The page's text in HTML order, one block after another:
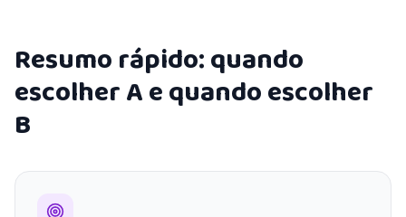
Resumo rápido: quando
escolher A e quando escolher
B